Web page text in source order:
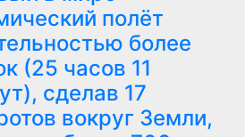
полёт
более
(25 часов 11
сделав 17
вокруг Земли,